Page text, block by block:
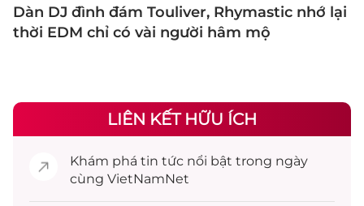
Dàn DJ đình đám Touliver, Rhymastic nhớ lại
thời EDM chỉ có vài người hâm mộ
LIÊN KẾT HỮU ÍCH
Khám phá tin tức nổi bật trong ngày
cùng VietNamNet